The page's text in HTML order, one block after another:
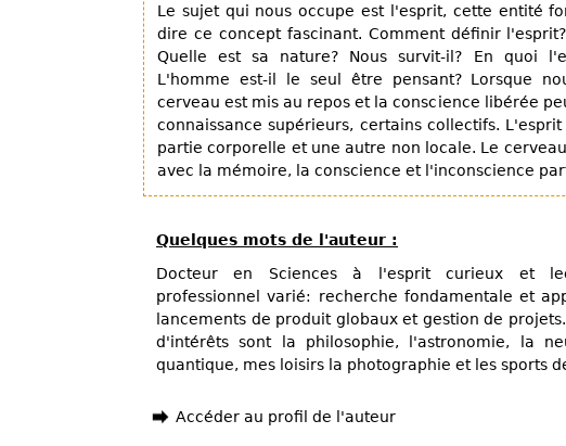
Le sujet qui nous occupe est l'esprit, cette entité
dire ce concept fascinant. Comment définir
Quelle est sa nature? Nous survit-il? En quoi
L'homme est-il le seul être pensant? Lorsque
cerveau est mis au repos et la conscience libérée
connaissance supérieurs, certains collectifs.
partie corporelle et une autre non locale. Le
avec la mémoire, la conscience et l'inconscience
Quelques mots de l'auteur :
Docteur en Sciences à l'esprit curieux et
professionnel varié: recherche fondamentale et
lancements de produit globaux et gestion de
d'intérêts sont la philosophie, l'astronomie, la
quantique, mes loisirs la photographie et les sports
Accéder au profil de l'auteur